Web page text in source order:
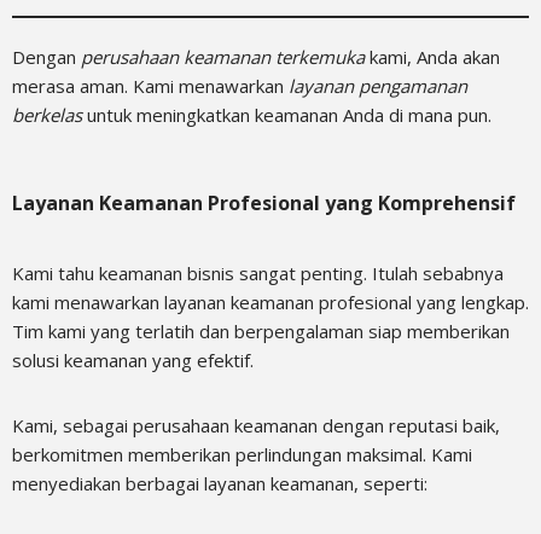
Dengan perusahaan keamanan terkemukakami, Anda akan
merasa aman. Kami menawarkan layanan pengamanan
berkelasuntuk meningkatkan keamanan Anda di mana pun.
Layanan Keamanan Profesional yang Komprehensif
Kami tahu keamanan bisnis sangat penting. Itulah sebabnya
kami menawarkan layanan keamanan profesional yang lengkap.
Tim kami yang terlatih dan berpengalaman siap memberikan
solusi keamanan yang efektif.
Kami, sebagai perusahaan keamanan dengan reputasi baik,
berkomitmen memberikan perlindungan maksimal. Kami
menyediakan berbagai layanan keamanan, seperti: